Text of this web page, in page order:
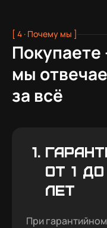
[ 4 · Почему мы ]
Покупаете
мы
за всё
1.
ОТ 1
ЛЕТ
При